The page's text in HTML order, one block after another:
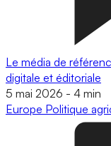
Le média de
digitale et éditoriale
5 mai 2026 - 4 min
Europe Politique